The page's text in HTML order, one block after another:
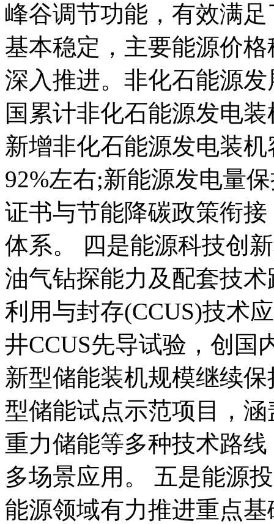
峰谷调节功能，有效满
基本稳定，主要能源价
深入推进。非化石能源
国累计非化石能源发电
新增非化石能源发电装
92%左右;新能源发电量
证书与节能降碳政策衔
体系。 四是能源科技创
油气钻探能力及配套技
利用与封存(CCUS)技术
井CCUS先导试验，创国
新型储能装机规模继续
型储能试点示范项目，
重力储能等多种技术路
多场景应用。 五是能源
能源领域有力推进重点